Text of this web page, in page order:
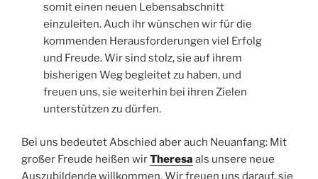
somit einen neuen Lebensabschnitt
einzuleiten. Auch ihr wünschen wir für die
kommenden Herausforderungen viel Erfolg
und Freude. Wir sind stolz, sie auf ihrem
bisherigen Weg begleitet zu haben, und
freuen uns, sie weiterhin bei ihren Zielen
unterstützen zu dürfen.
Bei uns bedeutet Abschied aber auch Neuanfang: Mit
großer Freude heißen wirTheresa als unsere neue
Auszubildende willkommen. Wir freuen uns darauf, sie